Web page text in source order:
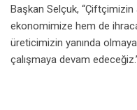
Başkan Selçuk,
ekonomimize hem de
üreticimizin yanında
çalışmaya devam